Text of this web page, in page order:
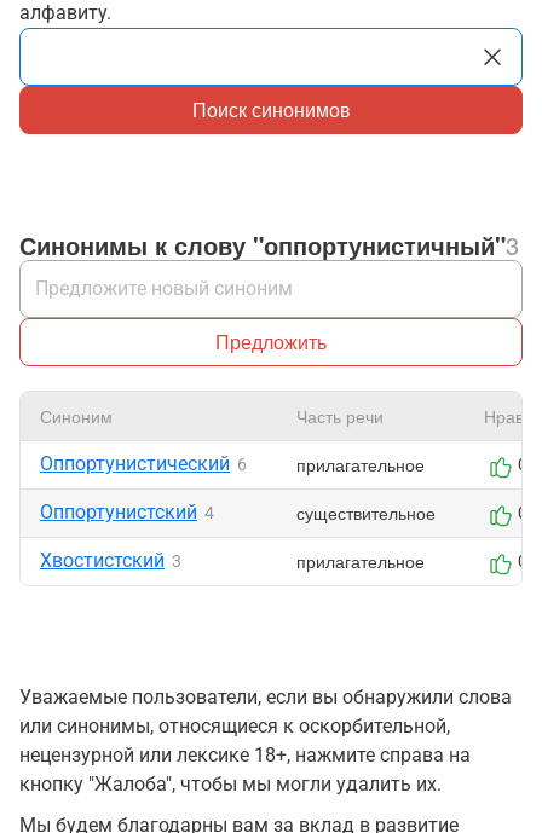
алфавиту.
Поиск синонимов
Синонимы к слову "оппортунистичный"3
Предложить
Синоним Часть речи
Оппортунистический 6 прилагательное 0
Оппортунистский 4 существительное 0
Хвостистский 3 прилагательное 0
Уважаемые пользователи, если вы обнаружили слова
или синонимы, относящиеся к оскорбительной,
нецензурной или лексике 18+, нажмите справа на
кнопку "Жалоба", чтобы мы могли удалить их.
Мы будем благодарны вам за вклад в развитие